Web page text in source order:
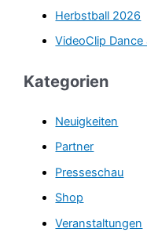
:
Herbstball 2026
VideoClip
Kategorien
Neuigkeiten
Partner
Presseschau
Shop
Veranstaltungen